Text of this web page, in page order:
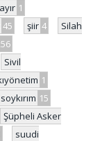
1
45 şiir 4
Silah
Sivil
1
soykırım 15
Şüpheli Asker
suudi